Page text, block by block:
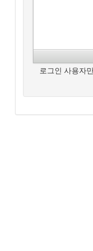
로그인 사용자